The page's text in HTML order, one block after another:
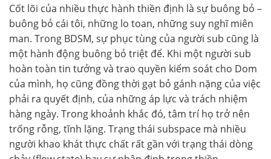
Cốt lõi của nhiều thực hành thiền định là sự buông bỏ –
buông bỏ cái tôi, những lo toan, những suy nghĩ miên
man. Trong BDSM, sự phục tùng của người sub cũng là
một hành động buông bỏ triệt để. Khi một người sub
hoàn toàn tin tưởng và trao quyền kiểm soát cho Dom
của mình, họ cũng đồng thời gạt bỏ gánh nặng của việc
phải ra quyết định, của những áp lực và trách nhiệm
hàng ngày. Trong khoảnh khắc đó, tâm trí họ trở nên
trống rỗng, tĩnh lặng. Trạng thái subspace mà nhiều
người khao khát thực chất rất gần với trạng thái dòng